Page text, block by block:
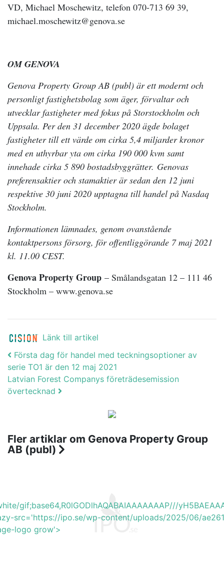
VD, Michael Moschewitz, telefon 070-713 69 39,
michael.moschewitz@genova.se
OM GENOVA
Genova Property Group AB (publ) är ett modernt och
personligt fastighetsbolag som äger, förvaltar och
utvecklar fastigheter med fokus på Storstockholm och
Uppsala. Per den 31 december 2020 ägde bolaget
fastigheter till ett värde om cirka 5,4 miljarder kronor
med en uthyrbar yta om cirka 190 000 kvm samt
innehade cirka 5 890 bostadsbyggrätter. Genovas
preferensaktier och stamaktier är sedan den 12 juni
respektive 30 juni 2020 upptagna till handel på Nasdaq
Stockholm.
Informationen lämnades, genom ovanstående
kontaktpersons försorg, för offentliggörande 7 maj 2021
kl. 11.00 CEST.
Genova Property Group – Smålandsgatan 12 – 111 46
Stockholm – www.genova.se
Länk till artikel
Post navigation
Första dag för handel med teckningsoptioner av
serie TO1 är den 12 maj 2021
Latvian Forest Companys företrädesemission
övertecknad
Fler artiklar om Genova Property Group
AB (publ)
gif;base64,R0lGODlhAQABAIAAAAAAAP///
src='https://ipo.se/wp-content/uploads/2025/06/
logo grow'>